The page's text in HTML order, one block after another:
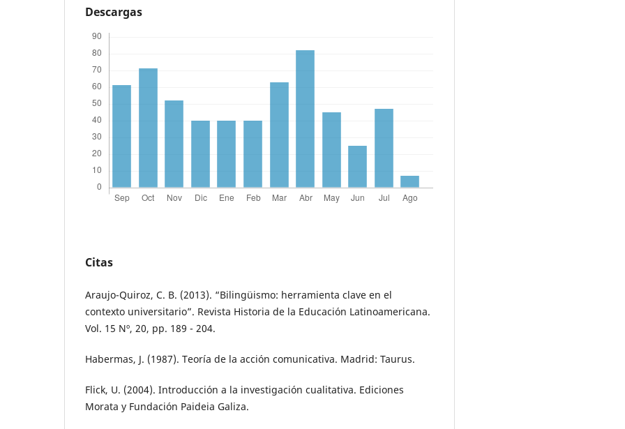
Descargas
Citas
Araujo-Quiroz, C. B. (2013). “Bilingüismo: herramienta clave en el
contexto universitario”. Revista Historia de la Educación Latinoamericana.
Vol. 15 Nº, 20, pp. 189 - 204.
Habermas, J. (1987). Teoría de la acción comunicativa. Madrid: Taurus.
Flick, U. (2004). Introducción a la investigación cualitativa. Ediciones
Morata y Fundación Paideia Galiza.